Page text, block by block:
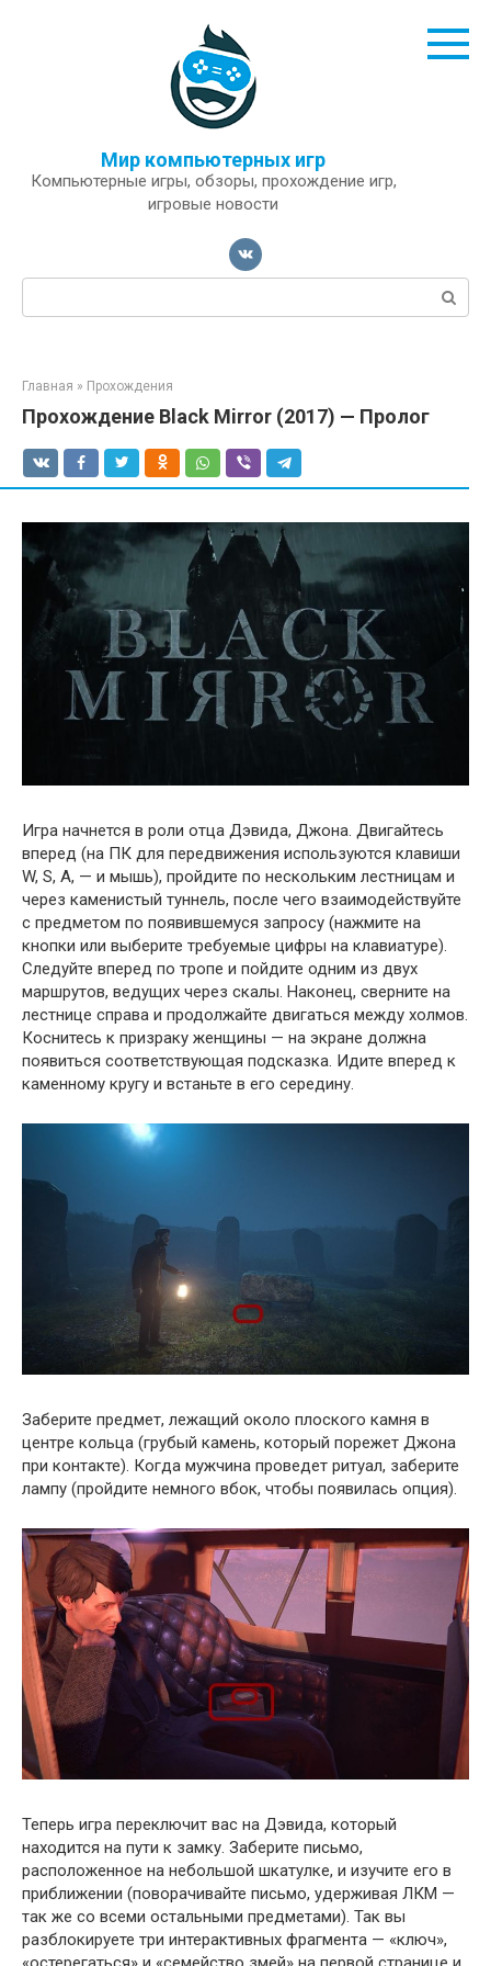
Мир компьютерных игр
Компьютерные игры, обзоры, прохождение игр,
игровые новости
Поиск:
Главная » Прохождения
Прохождение Black Mirror (2017) — Пролог
Игра начнется в роли отца Дэвида, Джона. Двигайтесь
вперед (на ПК для передвижения используются клавиши
W, S, A, — и мышь), пройдите по нескольким лестницам и
через каменистый туннель, после чего взаимодействуйте
с предметом по появившемуся запросу (нажмите на
кнопки или выберите требуемые цифры на клавиатуре).
Следуйте вперед по тропе и пойдите одним из двух
маршрутов, ведущих через скалы. Наконец, сверните на
лестнице справа и продолжайте двигаться между холмов.
Коснитесь к призраку женщины — на экране должна
появиться соответствующая подсказка. Идите вперед к
каменному кругу и встаньте в его середину.
Заберите предмет, лежащий около плоского камня в
центре кольца (грубый камень, который порежет Джона
при контакте). Когда мужчина проведет ритуал, заберите
лампу (пройдите немного вбок, чтобы появилась опция).
Теперь игра переключит вас на Дэвида, который
находится на пути к замку. Заберите письмо,
расположенное на небольшой шкатулке, и изучите его в
приближении (поворачивайте письмо, удерживая ЛКМ —
так же со всеми остальными предметами). Так вы
разблокируете три интерактивных фрагмента — «ключ»,